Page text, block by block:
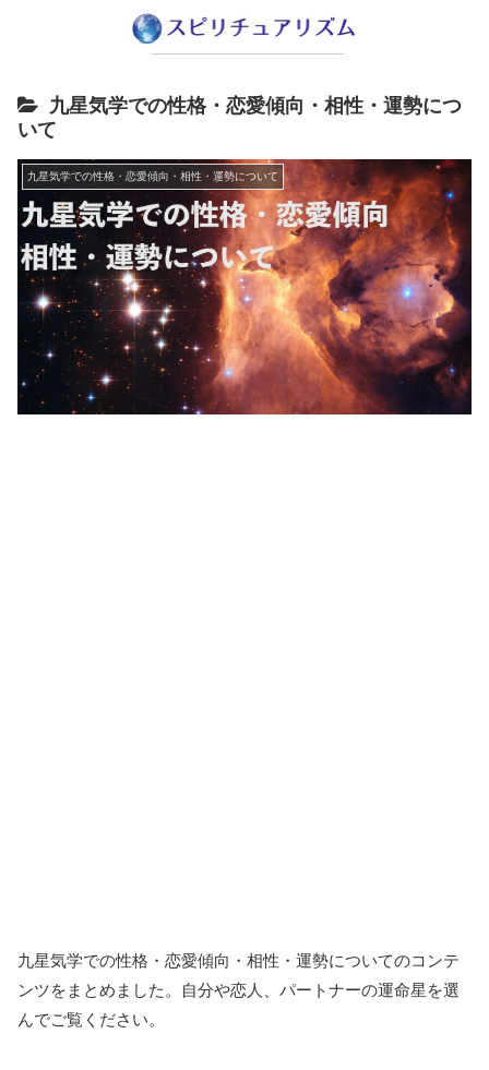
九星気学での性格・恋愛傾向・相性・運勢につ
いて
九星気学での性格・恋愛傾向・相性・運勢について
九星気学での性格・恋愛傾向・相性・運勢についてのコンテ
ンツをまとめました。自分や恋人、パートナーの運命星を選
んでご覧ください。